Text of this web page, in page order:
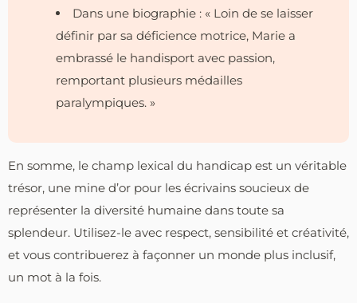
Dans une biographie : « Loin de se laisser
définir par sa déficience motrice, Marie a
embrassé le handisport avec passion,
remportant plusieurs médailles
paralympiques. »
En somme, le champ lexical du handicap est un véritable
trésor, une mine d’or pour les écrivains soucieux de
représenter la diversité humaine dans toute sa
splendeur. Utilisez-le avec respect, sensibilité et créativité,
et vous contribuerez à façonner un monde plus inclusif,
un mot à la fois.